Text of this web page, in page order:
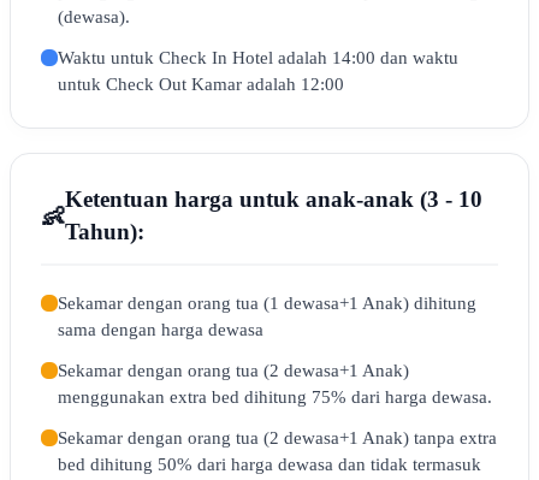
(dewasa).
Waktu untuk Check In Hotel adalah 14:00 dan waktu
untuk Check Out Kamar adalah 12:00
👶
Ketentuan harga untuk anak-anak (3 - 10
Tahun):
Sekamar dengan orang tua (1 dewasa+1 Anak) dihitung
sama dengan harga dewasa
Sekamar dengan orang tua (2 dewasa+1 Anak)
menggunakan extra bed dihitung 75% dari harga dewasa.
Sekamar dengan orang tua (2 dewasa+1 Anak) tanpa extra
bed dihitung 50% dari harga dewasa dan tidak termasuk